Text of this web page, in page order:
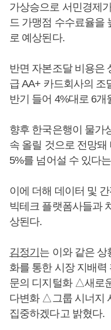
가상승으로 서민경제
드 가맹점 수수료율을
로 예상된다.
반면 자본조달 비용은
급 AA+ 카드회사의 조
반기 들어 4%대로 6개
향후 한국은행이 물가
속 올릴 것으로 전망
5%를 넘어설 수 있다
이에 더해 데이터 및
빅테크 플랫폼사들과
상된다.
김정기는 이와 같은
화를 통한 시장 지배
문의 디지털화 △새로
다변화 △그룹 시너지
집중하겠다고 밝혔다.